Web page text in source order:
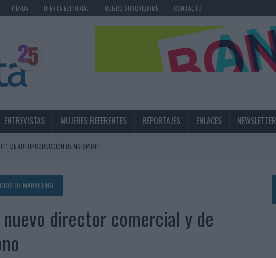
TIENDA OFERTA EDITORIAL QUIERO SUSCRIBIRME CONTACTO
ENTREVISTAS MUJERES REFERENTES REPORTAJES ENLACES NEWSLETTER
DE AUTOPRODUCCIÓN DE MG SPIRIT
ESTRATEGIA 360º CENTRADA EN EL ORIGEN BARCELONÉS
DE ARÓN PIPER EN UNA EXPERIENCIA DE MARCA EN IBIZA
DIGITAL DE LAS MARCAS
EN SOUVENIRS CON IA
DE MARKETING
director comercial y de